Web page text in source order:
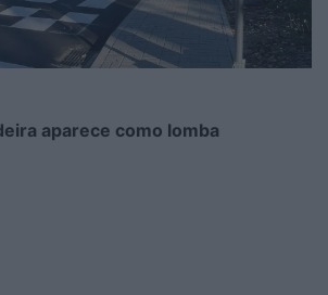
aparece como lomba